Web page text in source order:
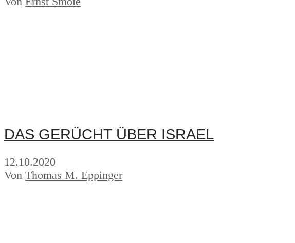
DAS GERÜCHT ÜBER ISRAEL
12.10.2020
Von Thomas M. Eppinger